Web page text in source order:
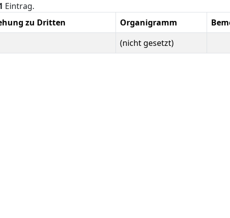
Eintrag.
zu Dritten Organigramm
(nicht gesetzt)